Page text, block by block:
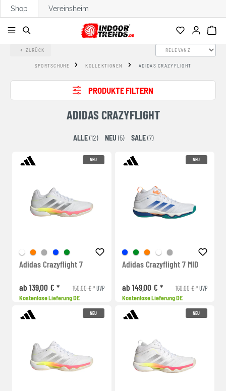
springen
Shop Vereinsheim
ZURÜCK
SPORTSCHUHE KOLLEKTIONEN ADIDAS CRAZYFLIGHT
PRODUKTE FILTERN
ADIDAS CRAZYFLIGHT
ALLE(12) NEU (5) SALE(7)
NEU
Adidas Crazyflight 7
ab 139,00 € * 150,00 € *UVP
Kostenlose Lieferung DE
NEU
Adidas Crazyflight 7 MID
ab 149,00 € * 160,00 € *UVP
Kostenlose Lieferung DE
NEU NEU